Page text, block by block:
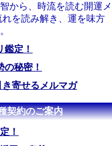
から、時流を読む開運メ
を読み解き、運を味方
定！
秘密！
寄せるメルマガ
契約のご案内
！